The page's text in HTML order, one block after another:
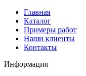
Главная
Каталог
Примеры работ
Наши клиенты
Контакты
Информация